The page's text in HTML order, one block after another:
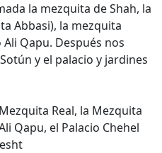
la mezquita de Shah, la
Abbasi), la mezquita
Qapu. Después nos
y el palacio y jardines
Real, la Mezquita
Qapu, el Palacio Chehel